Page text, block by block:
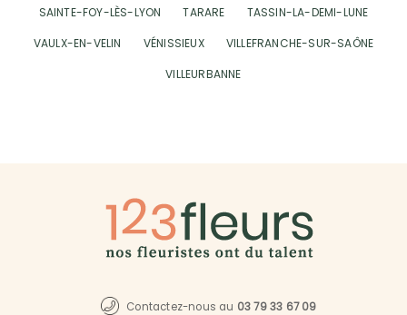
SAINTE-FOY-LÈS-LYON
TARARE
TASSIN-LA-DEMI-LUNE
VAULX-EN-VELIN
VÉNISSIEUX
VILLEFRANCHE-SUR-SAÔNE
VILLEURBANNE
Contactez-nous au 03 79 33 67 09